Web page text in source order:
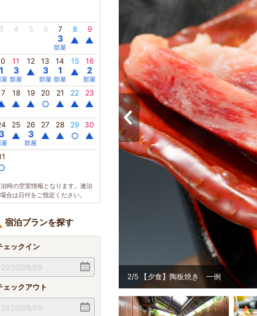
3 4 5 6 7
3
部屋
8
▲
9
▲
1
11
3
部屋
12
▲
13
3
部屋
14
1
部屋
15
▲
16
2
部屋
18
▲
19
▲
20
○
21
▲
22
▲
23
▲
25
▲
26
3
部屋
27
▲
28
▲
29
○
30
▲
時の空室情報となります。連泊
合は日付をご指定ください。
宿泊プランを探す
ェックイン
ェックアウト
5 【夕食】陶板焼き 一例